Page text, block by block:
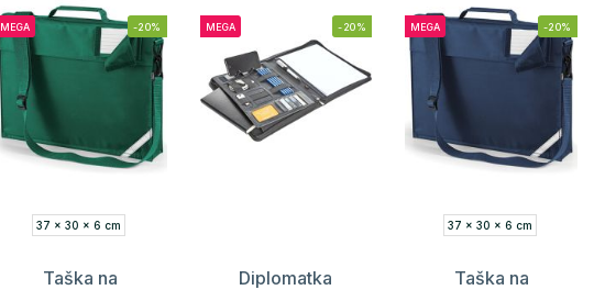
MEGA -20%
37 x 30 x 6 cm
Taška na
MEGA -20%
Diplomatka
MEGA -20%
37 x 30 x 6 cm
Taška na